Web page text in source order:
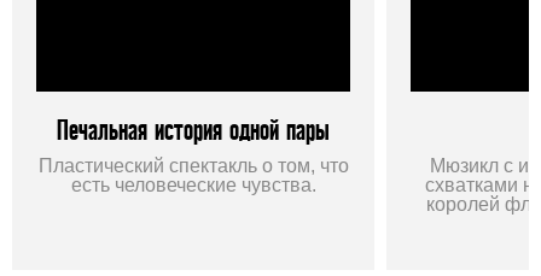
Печальная история одной пары
Пластический спектакль о том, что
есть человеческие чувства.
Мюзикл c
схватками
королей